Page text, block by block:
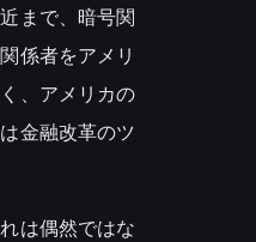
まで、暗号関
係者をアメリ
、アメリカの
金融改革のツ
は偶然ではな